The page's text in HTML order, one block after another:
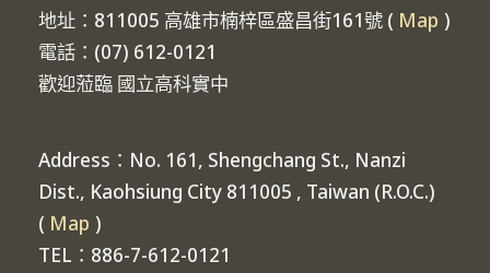
地址：811005 高雄市楠梓區盛昌街161號 ( Map )
電話：(07) 612-0121
歡迎蒞臨 國立高科實中
Address：No. 161, Shengchang St., Nanzi
Dist., Kaohsiung City 811005 , Taiwan (R.O.C.)
( Map )
TEL：886-7-612-0121